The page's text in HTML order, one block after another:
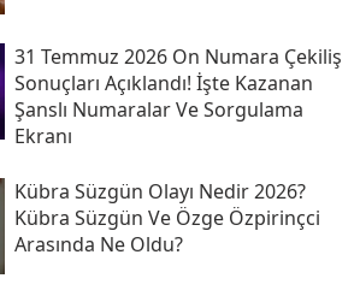
31 Temmuz 2026 On Numara Çekiliş
Sonuçları Açıklandı! İşte Kazanan
Şanslı Numaralar Ve Sorgulama
Ekranı
Kübra Süzgün Olayı Nedir 2026?
Kübra Süzgün Ve Özge Özpirinçci
Arasında Ne Oldu?